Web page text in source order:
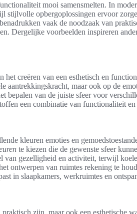
mooi samensmelten. In
stijlvolle opbergoplossingen ervoor
vaak de noodzaak van
Dergelijke voorbeelden inspireren
creëren van een esthetisch en
aantrekkingskracht, maar ook op de
bepalen van de juiste sfeer voor
een combinatie van functionaliteit
kleuren emoties en
te kiezen die de gewenste sfeer
van gezelligheid en activiteit, terwijl
ontwerpen van ruimtes rekening te
in slaapkamers, werkruimtes en
zijn, maar ook een esthetische